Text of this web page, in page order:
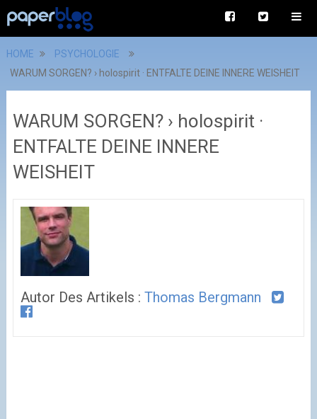
HOME
PSYCHOLOGIE
WARUM SORGEN? › holospirit · ENTFALTE DEINE INNERE WEISHEIT
WARUM SORGEN? › holospirit ·
ENTFALTE DEINE INNERE
WEISHEIT
Autor Des Artikels : Thomas Bergmann